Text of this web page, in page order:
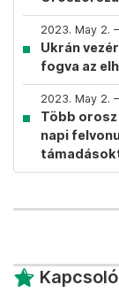
2023. May 2.
Ukrán
fogva az
2023. May 2.
Több
napi